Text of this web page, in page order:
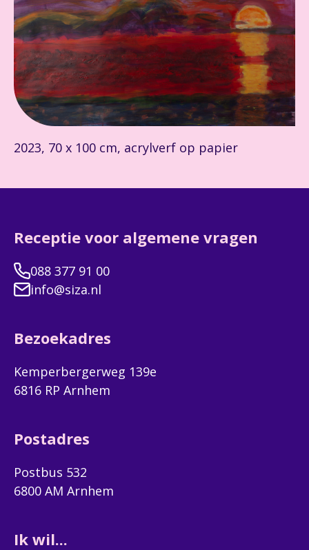
2023, 70 x 100 cm, acrylverf op papier
Receptie voor algemene vragen
088 377 91 00
info@siza.nl
Bezoekadres
Kemperbergerweg 139e
6816 RP Arnhem
Postadres
Postbus 532
6800 AM Arnhem
Ik wil...